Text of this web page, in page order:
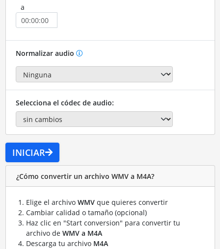
a
Normalizar audio
Selecciona el códec de audio:
INICIAR
¿Cómo convertir un archivo WMV a M4A?
Elige el archivo WMVque quieres convertir
Cambiar calidad o tamaño (opcional)
Haz clic en "Start conversion" para convertir tu
archivo de WMV a M4A
Descarga tu archivo M4A